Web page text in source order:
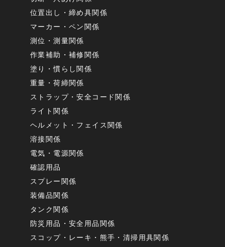
位置出し・締め具関係
マーカー・ペン関係
測位・測量関係
作業補助・補修関係
塗り・慣らし関係
重量・荷締関係
ストラップ・安全コード関係
ライト関係
ヘルメット・フェイス関係
溶接関係
電気・電源関係
確認用品
スプレー関係
装備品関係
タンク関係
防災用品・安全用品関係
スコップ・レーキ・熊手・清掃用具関係